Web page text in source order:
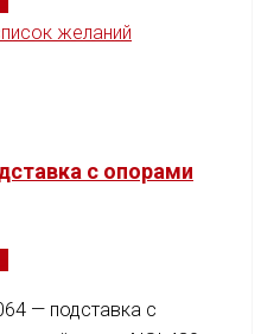
желаний
с опорами
— подставка с